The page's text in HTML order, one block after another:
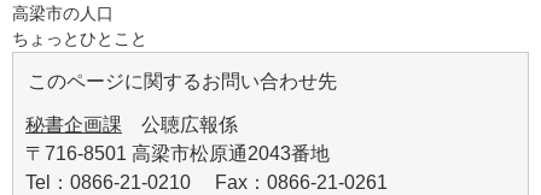
​高梁市の人口
ちょっとひとこと
このページに関するお問い合わせ先
秘書企画課 公聴広報係
〒716-8501 高梁市松原通2043番地
Tel：0866-21-0210 Fax：0866-21-0261